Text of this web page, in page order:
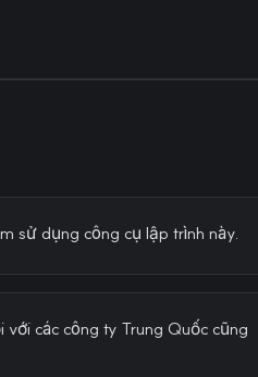
sử dụng công cụ lập trình này.
các công ty Trung Quốc cũng